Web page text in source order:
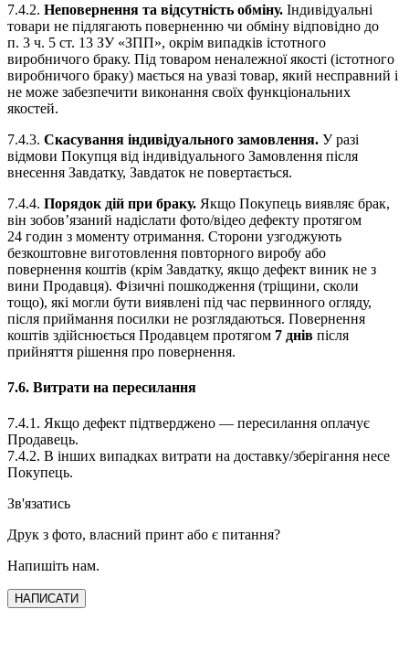
7.4.2. Неповернення та відсутність обміну. Індивідуальні
товари не підлягають поверненню чи обміну відповідно до
п. 3 ч. 5 ст. 13 ЗУ «ЗПП», окрім випадків істотного
виробничого браку. Під товаром неналежної якості (істотного
виробничого браку) мається на увазі товар, який несправний і
не може забезпечити виконання своїх функціональних
якостей.
7.4.3. Скасування індивідуального замовлення. У разі
відмови Покупця від індивідуального Замовлення після
внесення Завдатку, Завдаток не повертається.
7.4.4. Порядок дій при браку. Якщо Покупець виявляє брак,
він зобов’язаний надіслати фото/відео дефекту протягом
24 годин з моменту отримання. Сторони узгоджують
безкоштовне виготовлення повторного виробу або
повернення коштів (крім Завдатку, якщо дефект виник не з
вини Продавця). Фізичні пошкодження (тріщини, сколи
тощо), які могли бути виявлені під час первинного огляду,
після приймання посилки не розглядаються. Повернення
коштів здійснюється Продавцем протягом 7 днів після
прийняття рішення про повернення.
7.6. Витрати на пересилання
7.4.1. Якщо дефект підтверджено — пересилання оплачує
Продавець.
7.4.2. В інших випадках витрати на доставку/зберігання несе
Покупець.
Зв'язатись
Друк з фото, власний принт або є питання?
Напишіть нам.
НАПИСАТИ